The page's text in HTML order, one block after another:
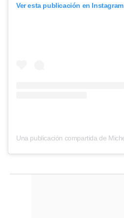
Ver esta publicación en Instagram